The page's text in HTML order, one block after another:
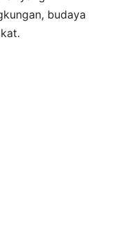
budaya